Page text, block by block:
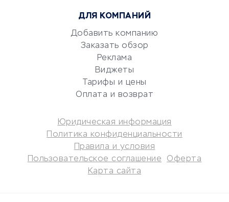
Аудиторские компании
Бухгалтерия онлайн
Потребительские кредиты
Кредитные карты
Дебетовые карты
Микрофинансовые
ДЛЯ КОМПАНИЙ
Добавить компанию
Заказать обзор
Реклама
Виджеты
Тарифы и цены
Оплата и возврат
Юридическая информация
Политика конфиденциальности
Правила и условия
Пользовательское соглашение
Оферта
Карта сайта